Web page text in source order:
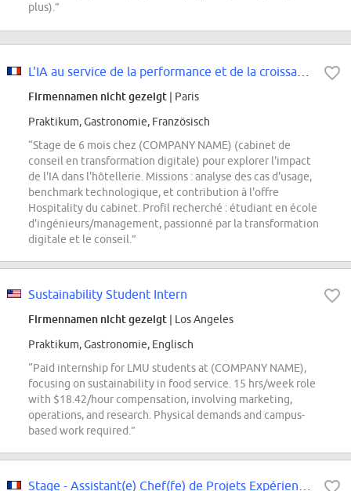
plus).”
Firmennamen nicht gezeigt | Paris
Praktikum, Gastronomie, Französisch
“Stage de 6 mois chez (COMPANY NAME) (cabinet de
conseil en transformation digitale) pour explorer l'impact
de l'IA dans l'hôtellerie. Missions : analyse des cas d'usage,
benchmark technologique, et contribution à l'offre
Hospitality du cabinet. Profil recherché : étudiant en école
d'ingénieurs/management, passionné par la transformation
digitale et le conseil.”
Sustainability Student Intern
Firmennamen nicht gezeigt | Los Angeles
Praktikum, Gastronomie, Englisch
“Paid internship for LMU students at (COMPANY NAME),
focusing on sustainability in food service. 15 hrs/week role
with $18.42/hour compensation, involving marketing,
operations, and research. Physical demands and campus-
based work required.”